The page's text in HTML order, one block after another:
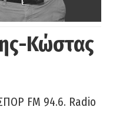
Κώστας
FM 94.6. Radio